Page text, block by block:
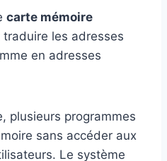
carte mémoire
les adresses
en adresses
plusieurs programmes
sans accéder aux
Le système